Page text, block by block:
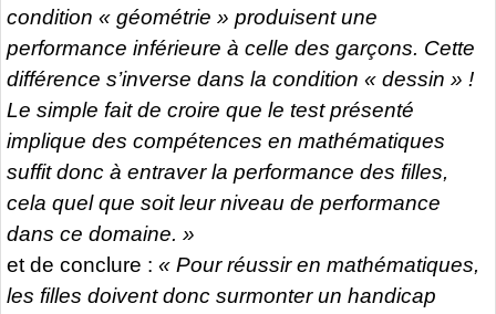
condition « géométrie » produisent une
performance inférieure à celle des garçons. Cette
différence s’inverse dans la condition « dessin » !
Le simple fait de croire que le test présenté
implique des compétences en mathématiques
suffit donc à entraver la performance des filles,
cela quel que soit leur niveau de performance
dans ce domaine. »
et de conclure : « Pour réussir en mathématiques,
les filles doivent donc surmonter un handicap